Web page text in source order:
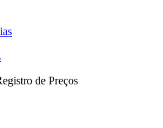
de Preços